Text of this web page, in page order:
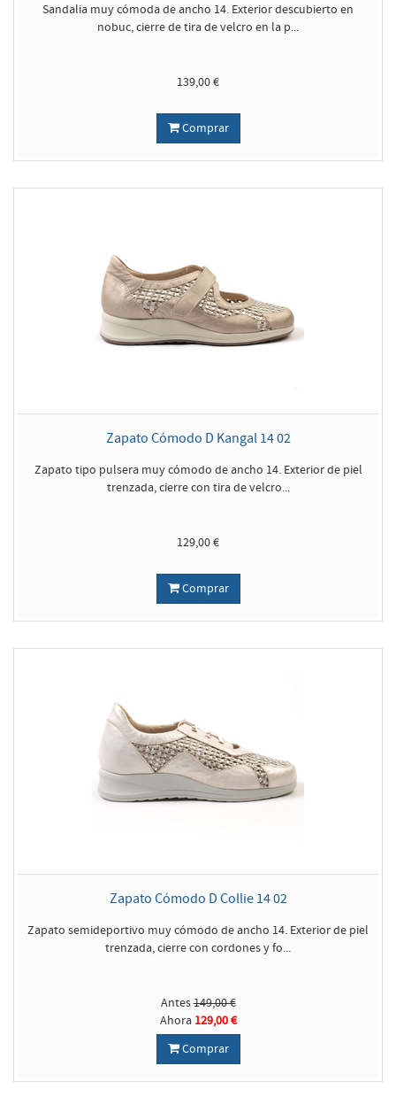
Sandalia muy cómoda de ancho 14. Exterior descubierto en
nobuc, cierre de tira de velcro en la p...
139,00 €
Comprar
Zapato Cómodo D Kangal 14 02
Zapato tipo pulsera muy cómodo de ancho 14. Exterior de piel
trenzada, cierre con tira de velcro...
129,00 €
Comprar
Zapato Cómodo D Collie 14 02
Zapato semideportivo muy cómodo de ancho 14. Exterior de piel
trenzada, cierre con cordones y fo...
Antes149,00 €
Ahora 129,00 €
Comprar